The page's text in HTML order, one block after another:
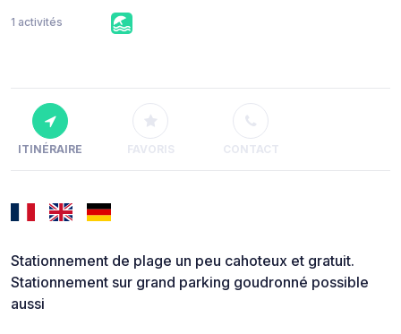
1 activités
ITINÉRAIRE FAVORIS CONTACT
Stationnement de plage un peu cahoteux et gratuit.
Stationnement sur grand parking goudronné possible
aussi